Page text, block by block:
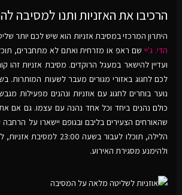
הרכיבו את האזניות ותנו למסיבה
היתרון המרכזי במסיבת אזניות הוא שיש לכם יותר
הדי. ג'יישם ראפ או מזרחית ואתם לא מתחברים,
ועדיין להישאר במעגל הרוקדים. מסיבת אזניות
לכם לחגוג באזורי מגורים מעבר לשעות המותרות.
נוער בוחרים לחגוג עם אוזניות ונהנים מפעילות
כולם נהנים ביחד וכל אחד נהנה עם עצמו. גם אם
שהאורחים הצעירים בליבם ובגופם יישארו על
הלילה, תוכלו לעבור בשעה
ולהימנע מסגירת האירוע.